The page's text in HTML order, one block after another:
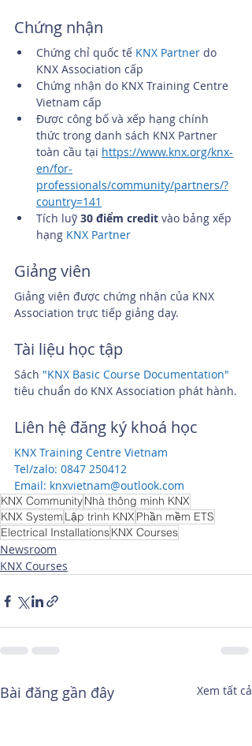
Chứng nhận
Chứng chỉ quốc tế KNX Partner do
KNX Association cấp
Chứng nhận do KNX Training Centre
Vietnam cấp
Được công bố và xếp hạng chính
thức trong danh sách KNX Partner
toàn cầu tại https://www.knx.org/knx-
en/for-
professionals/community/partners/?
country=141
Tích luỹ 30 điểm credit vào bảng xếp
hạng KNX Partner
Giảng viên
Giảng viên được chứng nhận của KNX
Association trực tiếp giảng dạy.
Tài liệu học tập
Sách "KNX Basic Course Documentation"
tiêu chuẩn do KNX Association phát hành.
Liên hệ đăng ký khoá học
KNX Training Centre Vietnam
Tel/zalo: 0847 250412
Email: knxvietnam@outlook.com
KNX CommunityNhà thông minh KNX
KNX System Lập trình KNX Phần mềm ETS
Electrical InstallationsKNX Courses
Newsroom
KNX Courses
Bài đăng gần đây Xem tất cả